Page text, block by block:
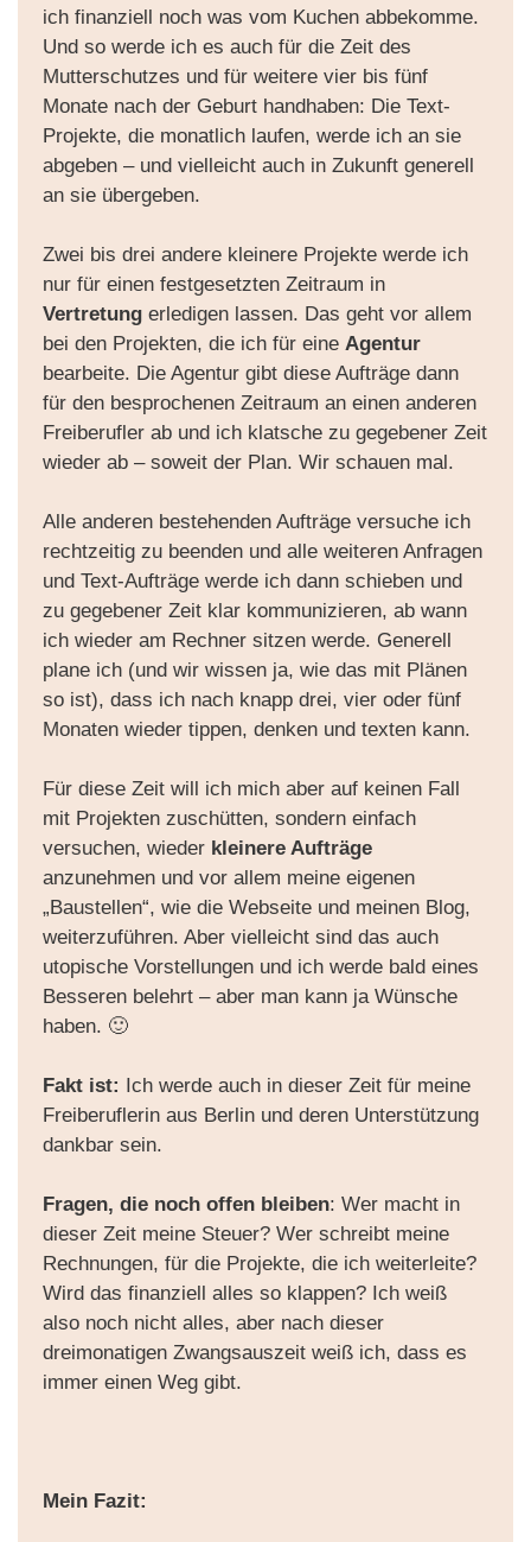
ich finanziell noch was vom Kuchen abbekomme.
Und so werde ich es auch für die Zeit des
Mutterschutzes und für weitere vier bis fünf
Monate nach der Geburt handhaben: Die Text-
Projekte, die monatlich laufen, werde ich an sie
abgeben – und vielleicht auch in Zukunft generell
an sie übergeben.
Zwei bis drei andere kleinere Projekte werde ich
nur für einen festgesetzten Zeitraum in
Vertretung erledigen lassen. Das geht vor allem
bei den Projekten, die ich für eine Agentur
bearbeite. Die Agentur gibt diese Aufträge dann
für den besprochenen Zeitraum an einen anderen
Freiberufler ab und ich klatsche zu gegebener Zeit
wieder ab – soweit der Plan. Wir schauen mal.
Alle anderen bestehenden Aufträge versuche ich
rechtzeitig zu beenden und alle weiteren Anfragen
und Text-Aufträge werde ich dann schieben und
zu gegebener Zeit klar kommunizieren, ab wann
ich wieder am Rechner sitzen werde. Generell
plane ich (und wir wissen ja, wie das mit Plänen
so ist), dass ich nach knapp drei, vier oder fünf
Monaten wieder tippen, denken und texten kann.
Für diese Zeit will ich mich aber auf keinen Fall
mit Projekten zuschütten, sondern einfach
versuchen, wieder kleinere Aufträge
anzunehmen und vor allem meine eigenen
„Baustellen“, wie die Webseite und meinen Blog,
weiterzuführen. Aber vielleicht sind das auch
utopische Vorstellungen und ich werde bald eines
Besseren belehrt – aber man kann ja Wünsche
haben. 🙂
Fakt ist: Ich werde auch in dieser Zeit für meine
Freiberuflerin aus Berlin und deren Unterstützung
dankbar sein.
Fragen, die noch offen bleiben: Wer macht in
dieser Zeit meine Steuer? Wer schreibt meine
Rechnungen, für die Projekte, die ich weiterleite?
Wird das finanziell alles so klappen? Ich weiß
also noch nicht alles, aber nach dieser
dreimonatigen Zwangsauszeit weiß ich, dass es
immer einen Weg gibt.
Mein Fazit: